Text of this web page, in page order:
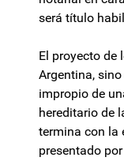
será título
El proyecto de
Argentina,
impropio de
hereditario de
termina con la
presentado